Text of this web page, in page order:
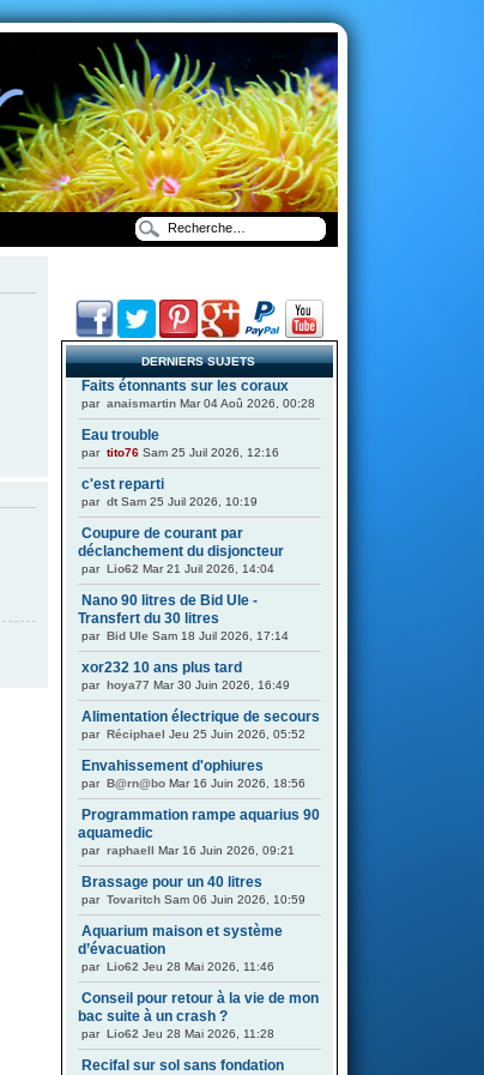
DERNIERS SUJETS
Faits étonnants sur les coraux
par anaismartin Mar 04 Aoû 2026, 00:28
Eau trouble
par tito76 Sam 25 Juil 2026, 12:16
c'est reparti
par dt Sam 25 Juil 2026, 10:19
Coupure de courant par
déclanchement du disjoncteur
par Lio62 Mar 21 Juil 2026, 14:04
Nano 90 litres de Bid Ule -
Transfert du 30 litres
par Bid Ule Sam 18 Juil 2026, 17:14
xor232 10 ans plus tard
par hoya77 Mar 30 Juin 2026, 16:49
Alimentation électrique de secours
par Réciphael Jeu 25 Juin 2026, 05:52
Envahissement d'ophiures
par B@rn@bo Mar 16 Juin 2026, 18:56
Programmation rampe aquarius 90
aquamedic
par raphaell Mar 16 Juin 2026, 09:21
Brassage pour un 40 litres
par Tovaritch Sam 06 Juin 2026, 10:59
Aquarium maison et système
d’évacuation
par Lio62 Jeu 28 Mai 2026, 11:46
Conseil pour retour à la vie de mon
bac suite à un crash ?
par Lio62 Jeu 28 Mai 2026, 11:28
Recifal sur sol sans fondation